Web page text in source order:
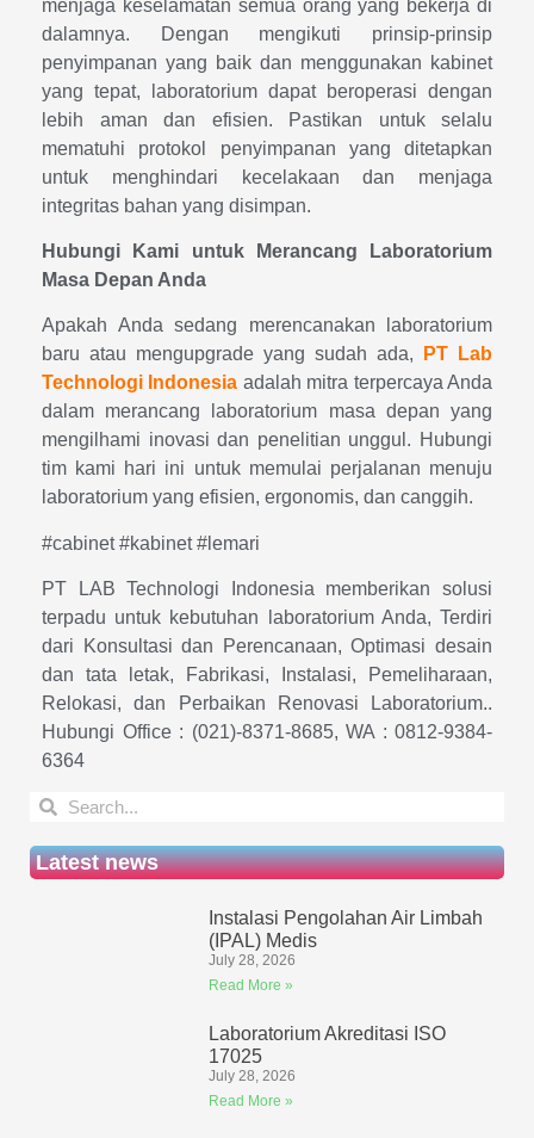
menjaga keselamatan semua orang yang bekerja di
dalamnya. Dengan mengikuti prinsip-prinsip
penyimpanan yang baik dan menggunakan kabinet
yang tepat, laboratorium dapat beroperasi dengan
lebih aman dan efisien. Pastikan untuk selalu
mematuhi protokol penyimpanan yang ditetapkan
untuk menghindari kecelakaan dan menjaga
integritas bahan yang disimpan.
Hubungi Kami untuk Merancang Laboratorium
Masa Depan Anda
Apakah Anda sedang merencanakan laboratorium
baru atau mengupgrade yang sudah ada,
PT Lab
Technologi Indonesia adalah mitra terpercaya Anda
dalam merancang laboratorium masa depan yang
mengilhami inovasi dan penelitian unggul. Hubungi
tim kami hari ini untuk memulai perjalanan menuju
laboratorium yang efisien, ergonomis, dan canggih.
#cabinet #kabinet #lemari
PT LAB Technologi Indonesia memberikan solusi
terpadu untuk kebutuhan laboratorium Anda, Terdiri
dari Konsultasi dan Perencanaan, Optimasi desain
dan tata letak, Fabrikasi, Instalasi, Pemeliharaan,
Relokasi, dan Perbaikan Renovasi Laboratorium..
Hubungi Office : (021)-8371-8685, WA : 0812-9384-
6364
Latest news
Instalasi Pengolahan Air Limbah
(IPAL) Medis
July 28, 2026
Read More »
Laboratorium Akreditasi ISO
17025
July 28, 2026
Read More »